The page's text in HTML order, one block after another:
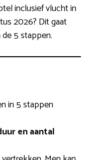
inclusief vlucht in
2026? Dit gaat
5 stappen.
in 5 stappen
en aantal